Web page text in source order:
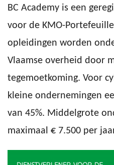
BC Academy is een
voor de KMO-
opleidingen worden
Vlaamse overheid door
tegemoetkoming. Voor
kleine ondernemingen
van 45%. Middelgrote
maximaal € 7.500 per